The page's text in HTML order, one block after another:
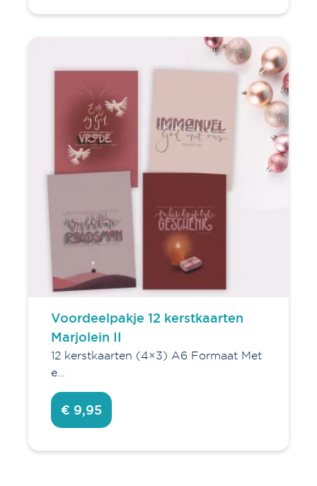
Voordeelpakje 12 kerstkaarten
Marjolein II
12 kerstkaarten (4×3) A6 Formaat Met
e…
€ 9,95